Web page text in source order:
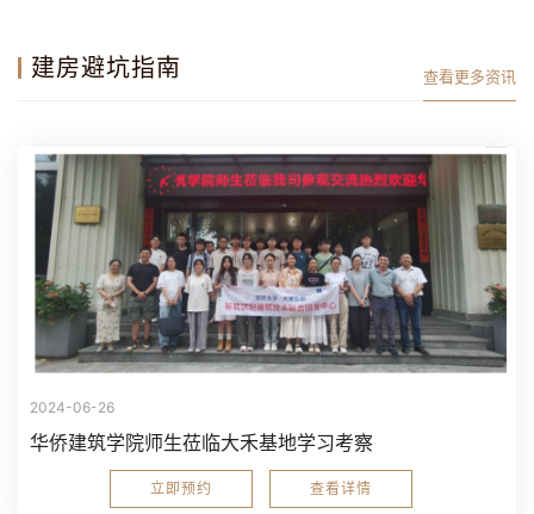
建房避坑指南 查看更多资讯
2024-06-26
华侨建筑学院师生莅临大禾基地学习考察
立即预约 查看详情